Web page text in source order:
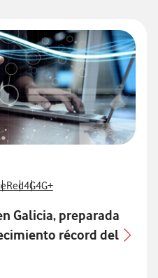
con
relacionados con
de prensa relacionados con
Ver más notas de prensa
RedVer más notas de prensa
4GVer más notas de prensa
4G+
Galicia, preparada
récord del